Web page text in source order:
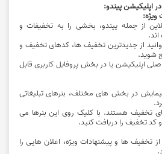
اپلیکیشن پیندو:
از جمله پیندو، بخشی را به تخفیفات و
از جدیدترین تخفیف ‌ها، کدهای تخفیف و
شوید.
اپلیکیشن یا در بخش پروفایل کاربری قابل
در بخش ‌های مختلف، بنرهای تبلیغاتی
تخفیف هستند. با کلیک روی این بنرها می
کد تخفیف را دریافت کنید.
تخفیف ‌ها و پیشنهادات ویژه، اعلان‌ هایی را